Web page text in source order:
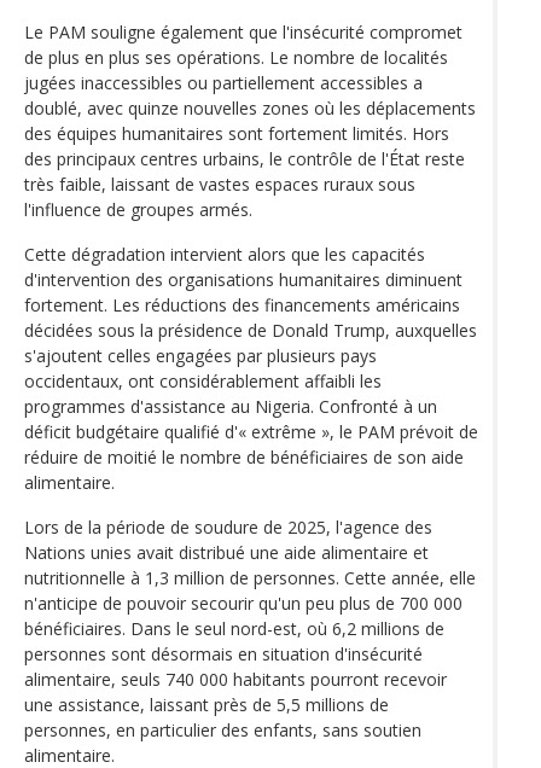
Le PAM souligne également que l'insécurité compromet
de plus en plus ses opérations. Le nombre de localités
jugées inaccessibles ou partiellement accessibles a
doublé, avec quinze nouvelles zones où les déplacements
des équipes humanitaires sont fortement limités. Hors
des principaux centres urbains, le contrôle de l'État reste
très faible, laissant de vastes espaces ruraux sous
l'influence de groupes armés.
Cette dégradation intervient alors que les capacités
d'intervention des organisations humanitaires diminuent
fortement. Les réductions des financements américains
décidées sous la présidence de Donald Trump, auxquelles
s'ajoutent celles engagées par plusieurs pays
occidentaux, ont considérablement affaibli les
programmes d'assistance au Nigeria. Confronté à un
déficit budgétaire qualifié d'« extrême », le PAM prévoit de
réduire de moitié le nombre de bénéficiaires de son aide
alimentaire.
Lors de la période de soudure de 2025, l'agence des
Nations unies avait distribué une aide alimentaire et
nutritionnelle à 1,3 million de personnes. Cette année, elle
n'anticipe de pouvoir secourir qu'un peu plus de 700 000
bénéficiaires. Dans le seul nord-est, où 6,2 millions de
personnes sont désormais en situation d'insécurité
alimentaire, seuls 740 000 habitants pourront recevoir
une assistance, laissant près de 5,5 millions de
personnes, en particulier des enfants, sans soutien
alimentaire.